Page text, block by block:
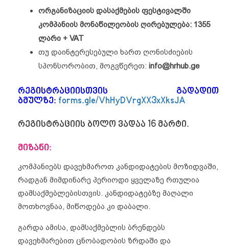
ორგანიზაციის დასაქმების ფესტივალში
კომპანიის მონაწილეობის ღირებულება: 1355
ლარი + VAT
თუ დაინტერესებული ხართ ღონისძიების
სპონსორობით, მოგვწერეთ: info@hrhub.ge
რეგისტრაციისთვის გადადით
ბმულზე: forms.gle/VhHyDVrgXX3xXksJA
რეგისტრაციის ბოლო ვადაა 16 მარტი.
მიზანი:
კომპანიებს დავეხმაროთ კანდიდატების მოზიდვაში,
რადგან მიმდინარე პერიოდი ყველაზე რთულია
დამსაქმებლებისთვის. კანდიდატებზე მაღალი
მოთხოვნაა, მიწოდება კი დაბალი.
გარდა ამისა, დამსაქმებლის ბრენდებს
დავეხმარებით ცნობადობის ზრდაში და